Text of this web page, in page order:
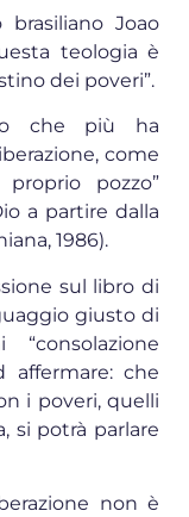
Joao
teologia è
dei poveri”.
che più ha
come
pozzo”
a partire dalla
1986).
sul libro di
giusto di
affermare: che
i poveri, quelli
si potrà parlare
non è